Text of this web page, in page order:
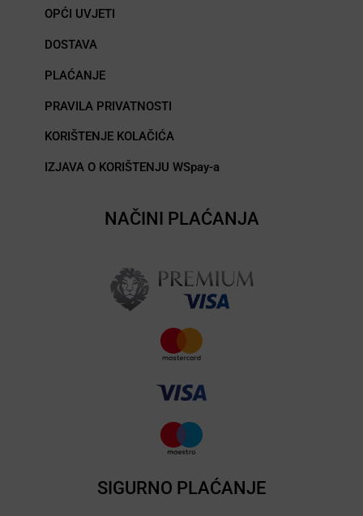
OPĆI UVJETI
DOSTAVA
PLAĆANJE
PRAVILA PRIVATNOSTI
KORIŠTENJE KOLAČIĆA
IZJAVA O KORIŠTENJU WSpay-a
NAČINI PLAĆANJA
SIGURNO PLAĆANJE